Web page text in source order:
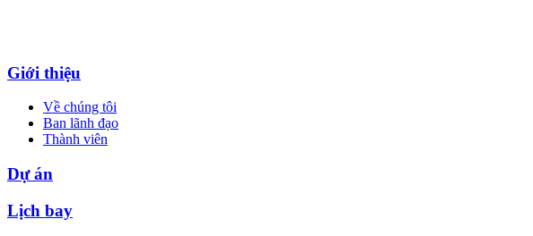
Giới thiệu
Về chúng tôi
Ban lãnh đạo
Thành viên
Dự án
Lịch bay